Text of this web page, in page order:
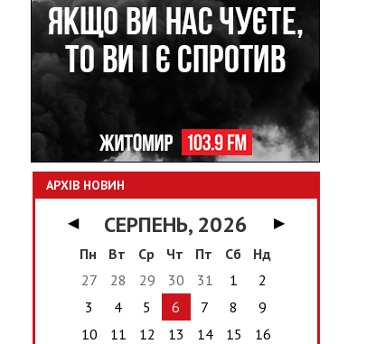
АРХІВ НОВИН
◀ СЕРПЕНЬ, 2026
▶
Пн
Вт Ср Чт Пт Сб
Нд
27
28 29 30 31 1
2
3
4 5 6 7 8
9
10
11 12 13 14 15
16